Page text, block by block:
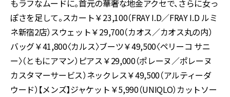
もラフなムードに。首元の華奢な地金アクセで、さらに女っ
ぽさを足して。スカート￥23,100（FRAY I.D／FRAY I.D ルミ
ネ新宿2店）スウェット￥29,700（カオス／カオス丸の内）
バッグ￥41,800〈カルス〉ブーツ￥49,500〈ペリーコ サニ
ー〉（ともにアマン）ピアス￥29,000（ポレーヌ／ポレーヌ
カスタマーサービス）ネックレス￥49,500（アルティーダ
ウード）【メンズ】ジャケット￥5,990（UNIQLO）カットソー